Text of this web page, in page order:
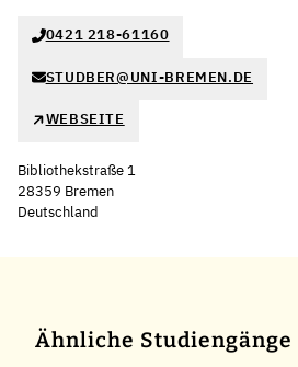
0421 218-61160
STUDBER@UNI-BREMEN.DE
WEBSEITE
Bibliothekstraße 1
28359 Bremen
Deutschland
Ähnliche Studiengänge